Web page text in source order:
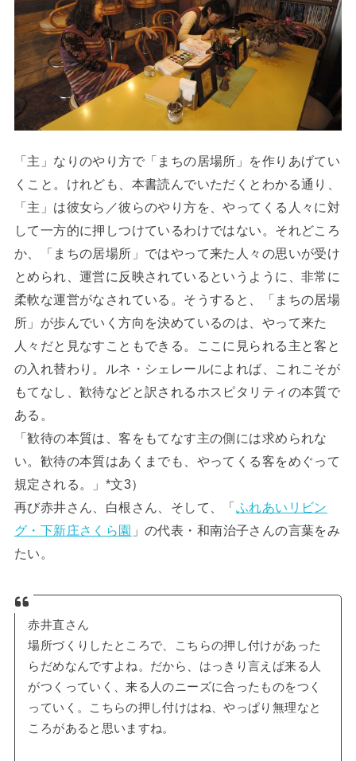
「主」なりのやり方で「まちの居場所」を作りあげてい
くこと。けれども、本書読んでいただくとわかる通り、
「主」は彼女ら／彼らのやり方を、やってくる人々に対
して一方的に押しつけているわけではない。それどころ
か、「まちの居場所」ではやって来た人々の思いが受け
とめられ、運営に反映されているというように、非常に
柔軟な運営がなされている。そうすると、「まちの居場
所」が歩んでいく方向を決めているのは、やって来た
人々だと見なすこともできる。ここに見られる主と客と
の入れ替わり。ルネ・シェレールによれば、これこそが
もてなし、歓待などと訳されるホスピタリティの本質で
ある。
「歓待の本質は、客をもてなす主の側には求められな
い。歓待の本質はあくまでも、やってくる客をめぐって
規定される。」*文3）
再び赤井さん、白根さん、そして、「 ふれあいリビン
グ・下新庄さくら園 」の代表・和南治子さんの言葉をみ
たい。
赤井直さん
場所づくりしたところで、こちらの押し付けがあった
らだめなんですよね。だから、はっきり言えば来る人
がつくっていく、来る人のニーズに合ったものをつく
っていく。こちらの押し付けはね、やっぱり無理なと
ころがあると思いますね。